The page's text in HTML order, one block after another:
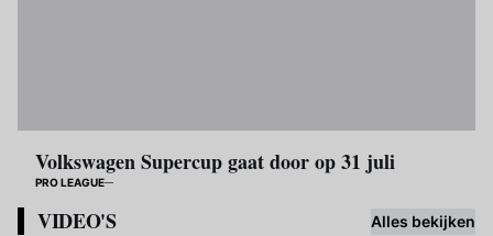
Volkswagen Supercup gaat door op 31 juli
PRO LEAGUE
VIDEO'S Alles bekijken